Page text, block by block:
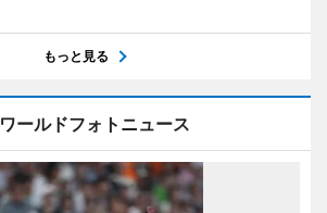
もっと見る
ワールドフォトニュース